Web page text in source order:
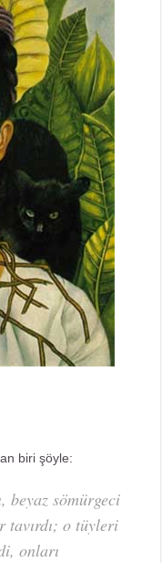
biri şöyle:
beyaz sömürgeci
tavırdı; o tüyleri
onları